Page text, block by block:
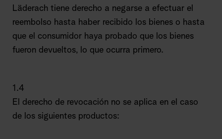
Läderach tiene derecho a negarse a efectuar el
reembolso hasta haber recibido los bienes o hasta
que el consumidor haya probado que los bienes
fueron devueltos, lo que ocurra primero.
1.4
El derecho de revocación no se aplica en el caso
de los siguientes productos: